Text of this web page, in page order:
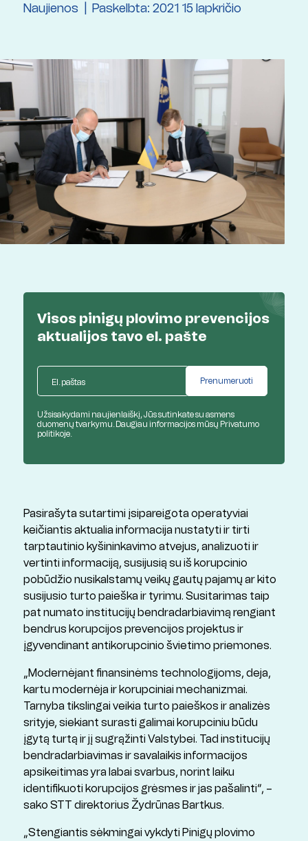
Naujienos Paskelbta: 2021 15 lapkričio
Visos pinigų plovimo prevencijos
aktualijostavo el. pašte
Užsisakydami naujienlaiškį, Jūs sutinkate su asmens
duomenų tvarkymu. Daugiau informacijos mūsų Privatumo
politikoje.
Pasirašyta sutartimi įsipareigota operatyviai
keičiantis aktualia informacija nustatyti ir tirti
tarptautinio kyšininkavimo atvejus, analizuoti ir
vertinti informaciją, susijusią su iš korupcinio
pobūdžio nusikalstamų veikų gautų pajamų ar kito
susijusio turto paieška ir tyrimu. Susitarimas taip
pat numato institucijų bendradarbiavimą rengiant
bendrus korupcijos prevencijos projektus ir
įgyvendinant antikorupcinio švietimo priemones.
„Modernėjant finansinėms technologijoms, deja,
kartu modernėja ir korupciniai mechanizmai.
Tarnyba tikslingai veikia turto paieškos ir analizės
srityje, siekiant surasti galimai korupciniu būdu
įgytą turtą ir jį sugrąžinti Valstybei. Tad institucijų
bendradarbiavimas ir savalaikis informacijos
apsikeitimas yra labai svarbus, norint laiku
identifikuoti korupcijos grėsmes ir jas pašalinti“, –
sako STT direktorius Žydrūnas Bartkus.
„Stengiantis sėkmingai vykdyti Pinigų plovimo